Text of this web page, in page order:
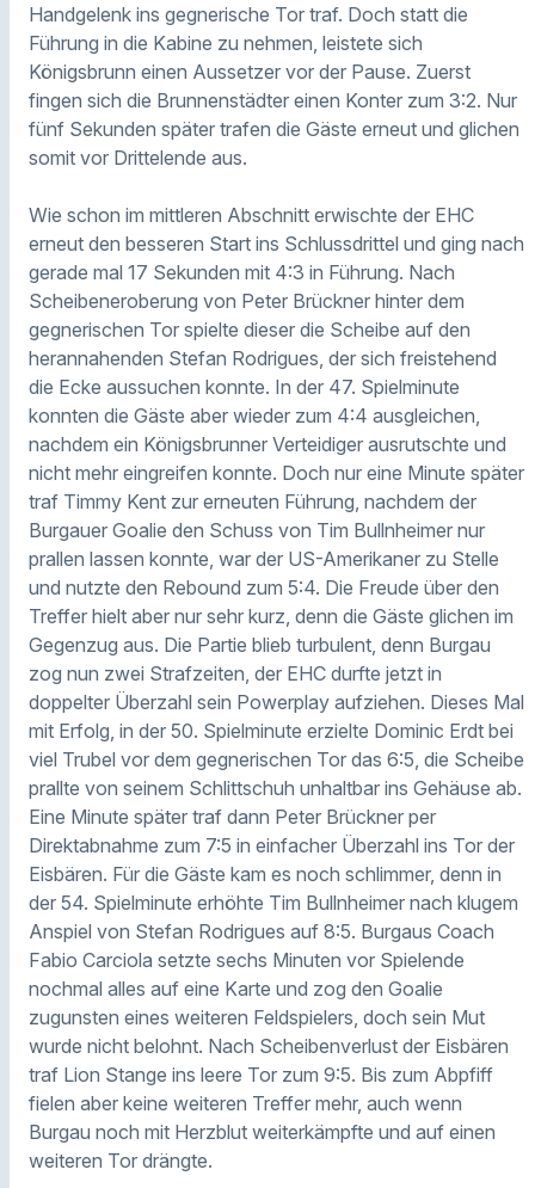
Handgelenk ins gegnerische Tor traf. Doch statt die
Führung in die Kabine zu nehmen, leistete sich
Königsbrunn einen Aussetzer vor der Pause. Zuerst
fingen sich die Brunnenstädter einen Konter zum 3:2. Nur
fünf Sekunden später trafen die Gäste erneut und glichen
somit vor Drittelende aus.
Wie schon im mittleren Abschnitt erwischte der EHC
erneut den besseren Start ins Schlussdrittel und ging nach
gerade mal 17 Sekunden mit 4:3 in Führung. Nach
Scheibeneroberung von Peter Brückner hinter dem
gegnerischen Tor spielte dieser die Scheibe auf den
herannahenden Stefan Rodrigues, der sich freistehend
die Ecke aussuchen konnte. In der 47. Spielminute
konnten die Gäste aber wieder zum 4:4 ausgleichen,
nachdem ein Königsbrunner Verteidiger ausrutschte und
nicht mehr eingreifen konnte. Doch nur eine Minute später
traf Timmy Kent zur erneuten Führung, nachdem der
Burgauer Goalie den Schuss von Tim Bullnheimer nur
prallen lassen konnte, war der US-Amerikaner zu Stelle
und nutzte den Rebound zum 5:4. Die Freude über den
Treffer hielt aber nur sehr kurz, denn die Gäste glichen im
Gegenzug aus. Die Partie blieb turbulent, denn Burgau
zog nun zwei Strafzeiten, der EHC durfte jetzt in
doppelter Überzahl sein Powerplay aufziehen. Dieses Mal
mit Erfolg, in der 50. Spielminute erzielte Dominic Erdt bei
viel Trubel vor dem gegnerischen Tor das 6:5, die Scheibe
prallte von seinem Schlittschuh unhaltbar ins Gehäuse ab.
Eine Minute später traf dann Peter Brückner per
Direktabnahme zum 7:5 in einfacher Überzahl ins Tor der
Eisbären. Für die Gäste kam es noch schlimmer, denn in
der 54. Spielminute erhöhte Tim Bullnheimer nach klugem
Anspiel von Stefan Rodrigues auf 8:5. Burgaus Coach
Fabio Carciola setzte sechs Minuten vor Spielende
nochmal alles auf eine Karte und zog den Goalie
zugunsten eines weiteren Feldspielers, doch sein Mut
wurde nicht belohnt. Nach Scheibenverlust der Eisbären
traf Lion Stange ins leere Tor zum 9:5. Bis zum Abpfiff
fielen aber keine weiteren Treffer mehr, auch wenn
Burgau noch mit Herzblut weiterkämpfte und auf einen
weiteren Tor drängte.